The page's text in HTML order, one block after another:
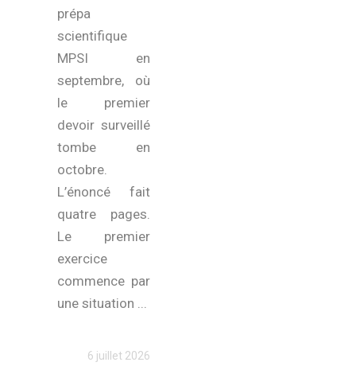
prépa
scientifique
MPSI en
septembre, où
le premier
devoir surveillé
tombe en
octobre.
L’énoncé fait
quatre pages.
Le premier
exercice
commence par
une situation ...
6 juillet 2026